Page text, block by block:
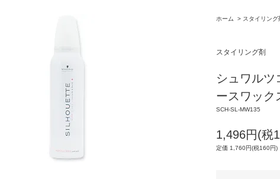
ホーム > スタイリング
スタイリング剤
シュワルツ
ースワック
SCH-SL-MW135
1,496円(税
定価 1,760円(税160円)